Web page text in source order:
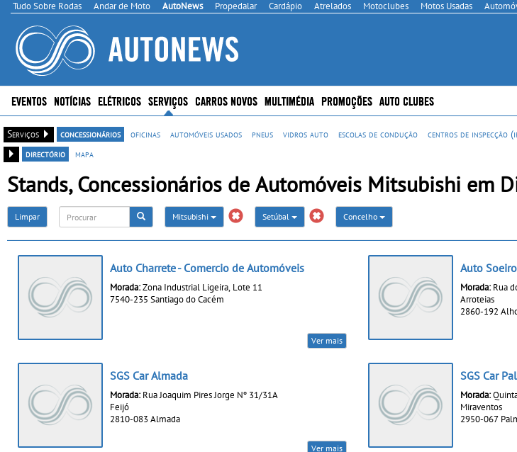
Tudo Sobre Rodas Andar de Moto AutoNews Propedalar Cardápio Atrelados Motoclubes Motos Usadas
EVENTOS NOTÍCIAS ELÉTRICOS SERVIÇOS CARROS NOVOS MULTIMÉDIA PROMOÇÕES AUTO CLUBES
Serviços concessionários oficinas automóveis usados pneus vidros auto escolas de condução centros de inspecção
directório
mapa
Stands, Concessionários de Automóveis Mitsubishi em
Limpar Mitsubishi Setúbal Concelho
Auto Charrete - Comercio de Automóveis
Morada:Zona Industrial Ligeira, Lote 11
7540-235 Santiago do Cacém
Ver mais
Auto Soeiro
Morada: Rua
Arroteias
2860-192
SGS Car Almada
Morada: Rua Joaquim Pires Jorge Nº 31/31A
Feijó
2810-083 Almada
Ver mais
SGS Car
Morada:
Miraventos
2950-067